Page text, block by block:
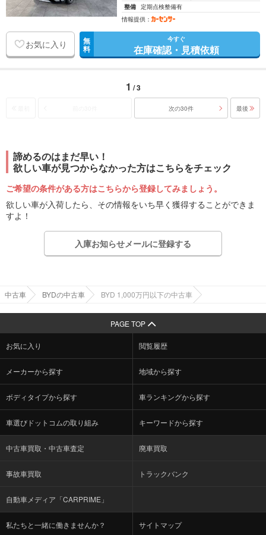
整備 定期点検整備有
情報提供：
お気に入り 無
料
今すぐ
在庫確認・見積依頼
1 / 3
次の30件 最後
諦めるのはまだ早い！
欲しい車が見つからなかった方はこちらをチェック
ご希望の条件がある方はこちらから登録してみましょう。
欲しい車が入荷したら、その情報をいち早く獲得することができま
すよ！
入庫お知らせメールに登録する
中古車 BYDの中古車 BYD 1,000万円以下の中古車
PAGE TOP
お気に入り 閲覧履歴
メーカーから探す 地域から探す
ボディタイプから探す 車ランキングから探す
車選びドットコムの取り組み キーワードから探す
中古車買取・中古車査定 廃車買取
事故車買取 トラックバンク
自動車メディア「CARPRIME」
私たちと一緒に働きませんか？ サイトマップ